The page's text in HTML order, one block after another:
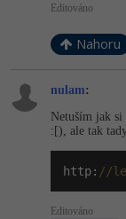
Editováno
Nahoru
nulam:
Netuším jak
:[), ale tak
http: //
Editováno